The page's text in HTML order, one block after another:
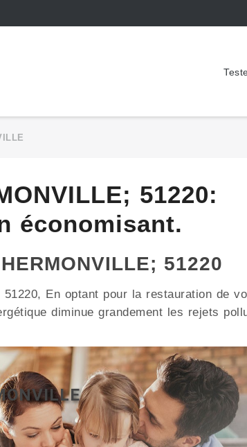
51220:
économisant.
51220
51220, En optant pour la restauration de
diminue grandement les rejets